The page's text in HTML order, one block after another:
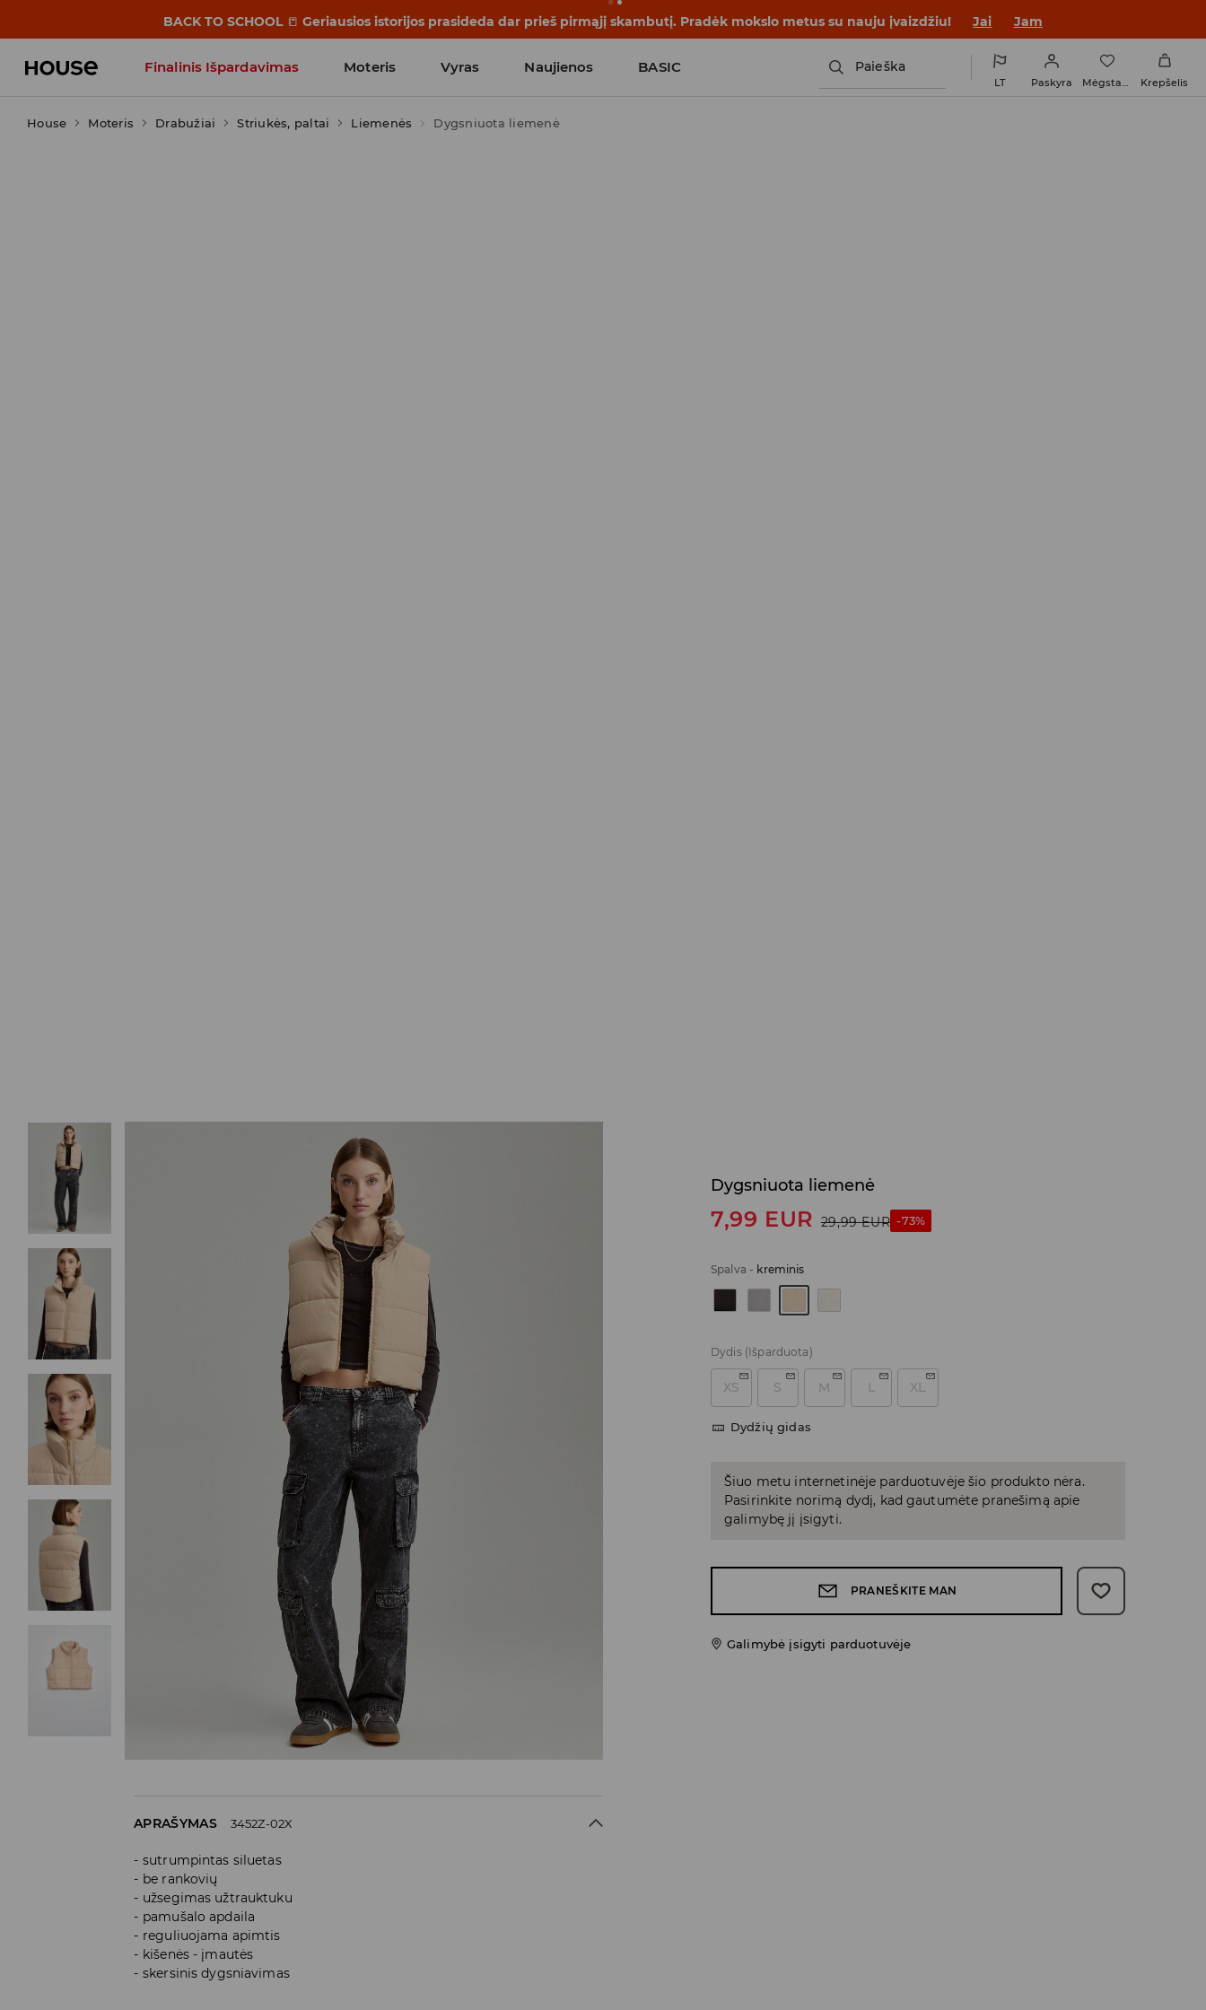
BACK TO SCHOOL 📒 Geriausios istorijos prasideda dar prieš pirmąjį skambutį. Pradėk mokslo metus su nauju įvaizdžiu! Jai Jam
Finalinis Išpardavimas Moteris Vyras Naujienos BASIC
Influencers' Faves
Paieška
LT Paskyra Mėgstamiausi Krepšelis
House Moteris Drabužiai Striukės, paltai Liemenės Dygsniuota liemenė
Dygsniuota liemenė
7,99 EUR 29,99 EUR -73%
Spalva - kreminis
Dydis (Išparduota)
XS S M L XL
Dydžių gidas
Šiuo metu internetinėje parduotuvėje šio produkto nėra.
Pasirinkite norimą dydį, kad gautumėte pranešimą apie
galimybę jį įsigyti.
PRANEŠKITE MAN
Galimybė įsigyti parduotuvėje
APRAŠYMAS 3452Z-02X
sutrumpintas siluetas
be rankovių
užsegimas užtrauktuku
pamušalo apdaila
reguliuojama apimtis
kišenės - įmautės
skersinis dygsniavimas